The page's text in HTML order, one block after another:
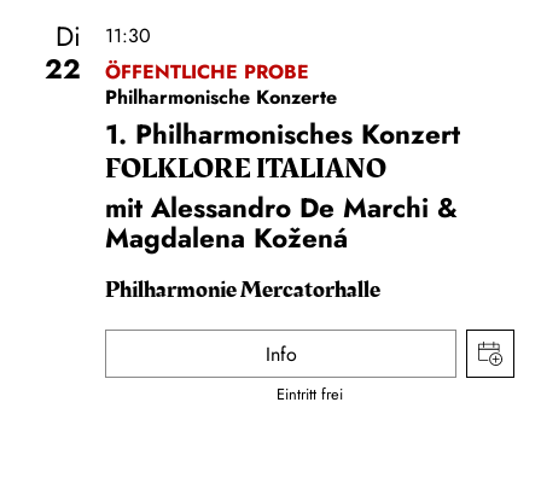
Di
22
11:30
ÖFFENTLICHE PROBE
Philharmonische Konzerte
1. Philharmonisches Konzert
FOLKLORE ITALIANO
mit Alessandro De Marchi &
Magdalena Kožená
Philharmonie Mercatorhalle
Info
Eintritt frei